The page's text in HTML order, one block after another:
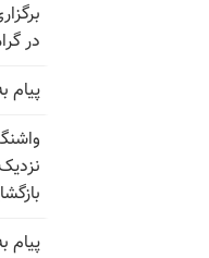
در
پیام به
پیام